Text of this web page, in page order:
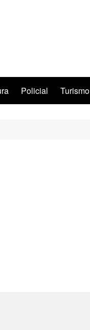
Policial Turismo